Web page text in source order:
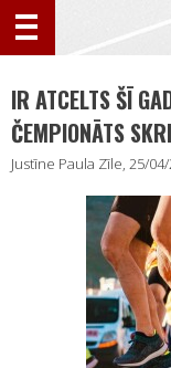
IR ATCELTS ŠĪ
ČEMPIONĀTS
Justīne Paula Zīle, 25/